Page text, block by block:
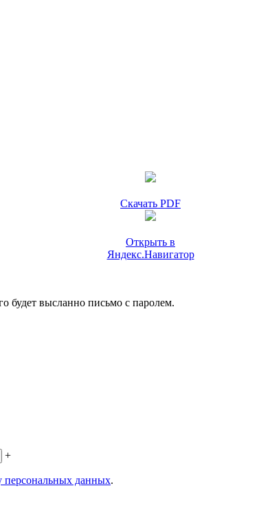
Скачать PDF
Открыть в
Яндекс.Навигатор
будет высланно письмо с паролем.
+
персональных данных.